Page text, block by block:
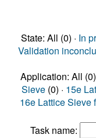
State: All (0) · In
Validation
Application: All (0)
Sieve (0) · 15e
16e Lattice Sieve
Task name: